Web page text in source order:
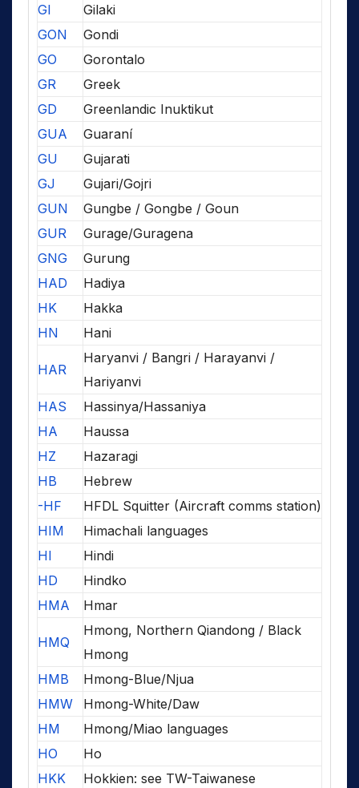
GI
Gilaki
GON
Gondi
GO
Gorontalo
GR
Greek
GD
Greenlandic Inuktikut
GUA
Guaraní
GU
Gujarati
GJ
Gujari/Gojri
GUN
Gungbe / Gongbe / Goun
GUR
Gurage/Guragena
GNG
Gurung
HAD
Hadiya
HK
Hakka
HN
Hani
HAR
Haryanvi / Bangri / Harayanvi /
Hariyanvi
HAS
Hassinya/Hassaniya
HA
Haussa
HZ
Hazaragi
HB
Hebrew
-HF
HFDL Squitter (Aircraft comms station)
HIM
Himachali languages
HI
Hindi
HD
Hindko
HMA
Hmar
HMQ
Hmong, Northern Qiandong / Black
Hmong
HMB
Hmong-Blue/Njua
HMW
Hmong-White/Daw
HM
Hmong/Miao languages
HO
Ho
HKK
Hokkien: see TW-Taiwanese